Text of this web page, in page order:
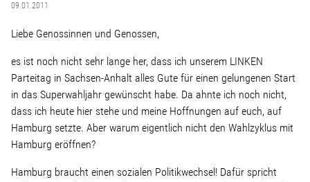
Bodenpolitik
Linke Zukunftsdebatte
09.01.2011
Liebe Genossinnen und Genossen,
es ist noch nicht sehr lange her, dass ich unserem LINKEN
Parteitag in Sachsen-Anhalt alles Gute für einen gelungenen Start
in das Superwahljahr gewünscht habe. Da ahnte ich noch nicht,
dass ich heute hier stehe und meine Hoffnungen auf euch, auf
Hamburg setzte. Aber warum eigentlich nicht den Wahlzyklus mit
Hamburg eröffnen?
Hamburg braucht einen sozialen Politikwechsel! Dafür spricht